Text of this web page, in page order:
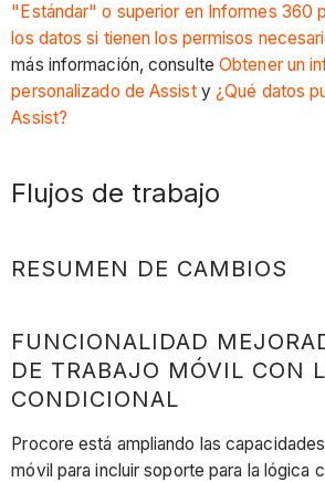
"Estándar" o superior en Informes 360
los datos si tienen los permisos
más información, consulte Obtener un
personalizado de Assisty¿Qué datos
Assist?
Flujos de trabajo
RESUMEN DE CAMBIOS
FUNCIONALIDAD
DE TRABAJO MÓVIL CON
CONDICIONAL
Procore está ampliando las
móvil para incluir soporte para la lógica